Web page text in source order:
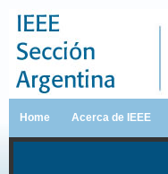
Home Acerca de IEEE